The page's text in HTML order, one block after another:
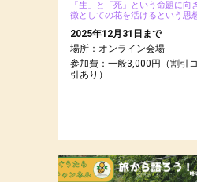
「生」と「死」という命題に向
徴としての花を活けるという思
2025年12月31日まで
場所：オンライン会場
参加費：一般3,000円（割引
引あり）